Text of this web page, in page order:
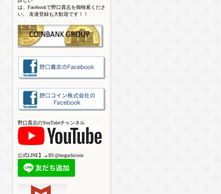
は、Facebookで野口貴志を御検索くださ
い。 友達登録も大歓迎です！！
野口貴志のYouTubeチャンネル
公式LINE】→ID:@noguchicoin